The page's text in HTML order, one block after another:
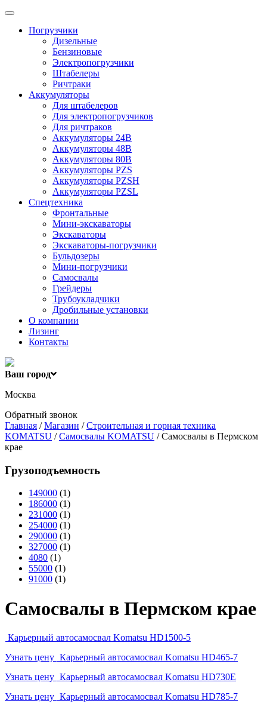
Погрузчики
Дизельные
Бензиновые
Электропогрузчики
Штабелеры
Ричтраки
Аккумуляторы
Для штабелеров
Для электропогрузчиков
Для ричтраков
Аккумуляторы 24В
Аккумуляторы 48В
Аккумуляторы 80В
Аккумуляторы PZS
Аккумуляторы PZSH
Аккумуляторы PZSL
Спецтехника
Фронтальные
Мини-экскаваторы
Экскаваторы
Экскаваторы-погрузчики
Бульдозеры
Мини-погрузчики
Самосвалы
Грейдеры
Трубоукладчики
Дробильные установки
О компании
Лизинг
Контакты
Ваш город
Москва
Обратный звонок
Главная /Магазин /Строительная и горная техника
KOMATSU /Самосвалы KOMATSU / Самосвалы в Пермском
крае
Грузоподъемность
149000 (1)
186000 (1)
231000 (1)
254000 (1)
290000 (1)
327000 (1)
4080 (1)
55000 (1)
91000 (1)
Самосвалы в Пермском крае
Карьерный автосамосвал Komatsu HD1500-5
Узнать цену Карьерный автосамосвал Komatsu HD465-7
Узнать цену Карьерный автосамосвал Komatsu HD730E
Узнать цену Карьерный автосамосвал Komatsu HD785-7